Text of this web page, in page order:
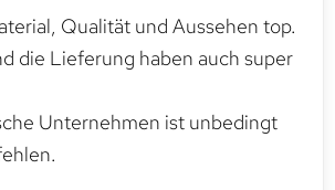
Qualität und Aussehen top.
die Lieferung haben auch super
Unternehmen ist unbedingt